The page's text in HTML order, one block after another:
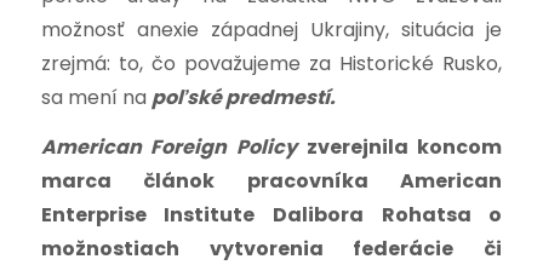
možnosť anexie západnej Ukrajiny, situácia je
zrejmá: to, čo považujeme za Historické Rusko,
sa mení na poľské predmestí.
American Foreign Policyzverejnila koncom
marca článok pracovníka American
Enterprise Institute Dalibora Rohatsa o
možnostiach vytvorenia federácie či